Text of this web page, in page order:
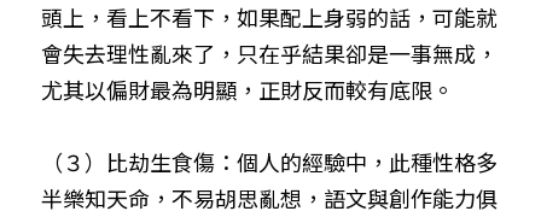
頭上，看上不看下，如果配上身弱的話，可能就
會失去理性亂來了，只在乎結果卻是一事無成，
尤其以偏財最為明顯，正財反而較有底限。
（３）比劫生食傷：個人的經驗中，此種性格多
半樂知天命，不易胡思亂想，語文與創作能力俱